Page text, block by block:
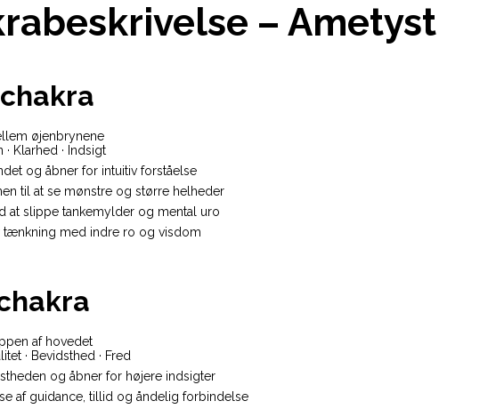
– Ametyst
øjenbrynene
· Klarhed · Indsigt
og åbner for intuitiv forståelse
til at se mønstre og større helheder
at slippe tankemylder og mental uro
tænkning med indre ro og visdom
af hovedet
· Bevidsthed · Fred
og åbner for højere indsigter
af guidance, tillid og åndelig forbindelse